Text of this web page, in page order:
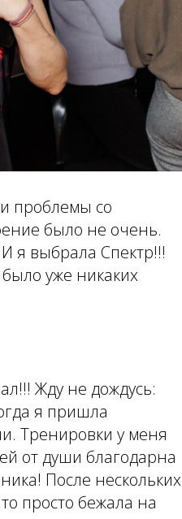
проблемы со
было не очень.
я выбрала Спектр!!!
уже никаких
Жду не дождусь:
я пришла
Тренировки у меня
от души благодарна
После нескольких
просто бежала на